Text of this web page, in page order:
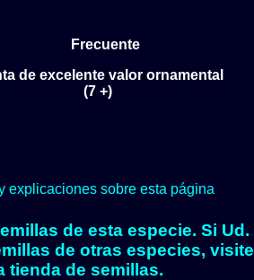
Frecuente
de excelente valor ornamental
(7 +)
explicaciones sobre esta página
de esta especie. Si Ud.
de otras especies, visite
tienda de semillas.